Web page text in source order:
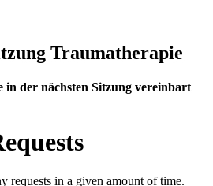
Traumatherapie
in der nächsten Sitzung vereinbart